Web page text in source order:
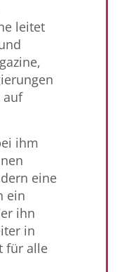
leitet
auf
ihm
eine
ein
ihn
in
für alle